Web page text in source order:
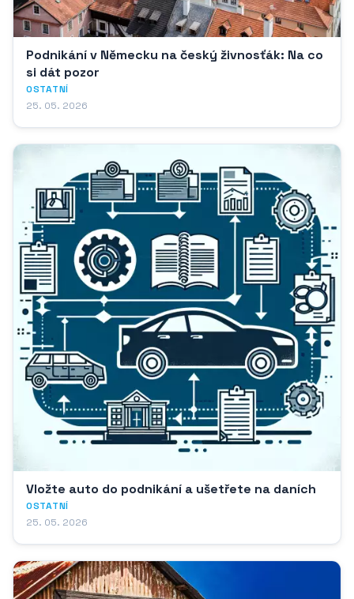
Podnikání v Německu na český živnosťák: Na co
si dát pozor
OSTATNÍ
25. 05. 2026
Vložte auto do podnikání a ušetřete na daních
OSTATNÍ
25. 05. 2026